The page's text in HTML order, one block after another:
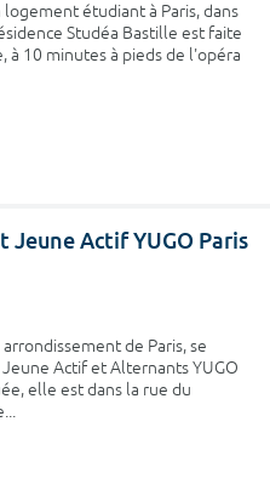
logement étudiant à Paris, dans
Studéa Bastille est faite
10 minutes à pieds de l'opéra
Actif YUGO Paris
de Paris, se
Actif et Alternants YUGO
elle est dans la rue du